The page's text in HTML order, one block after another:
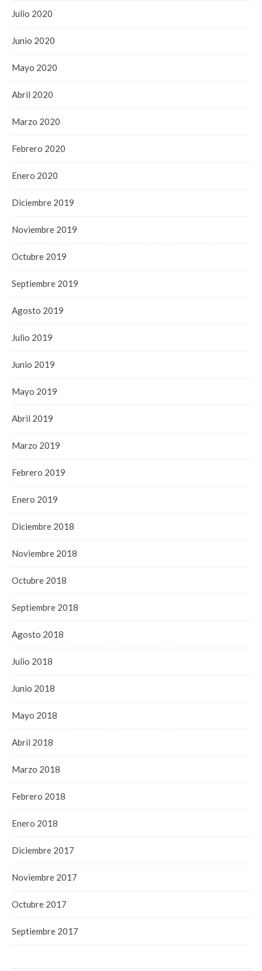
Julio 2020
Junio 2020
Mayo 2020
Abril 2020
Marzo 2020
Febrero 2020
Enero 2020
Diciembre 2019
Noviembre 2019
Octubre 2019
Septiembre 2019
Agosto 2019
Julio 2019
Junio 2019
Mayo 2019
Abril 2019
Marzo 2019
Febrero 2019
Enero 2019
Diciembre 2018
Noviembre 2018
Octubre 2018
Septiembre 2018
Agosto 2018
Julio 2018
Junio 2018
Mayo 2018
Abril 2018
Marzo 2018
Febrero 2018
Enero 2018
Diciembre 2017
Noviembre 2017
Octubre 2017
Septiembre 2017